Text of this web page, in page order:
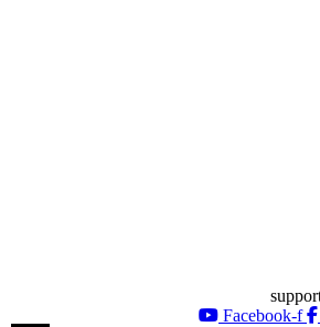
Facebook-f